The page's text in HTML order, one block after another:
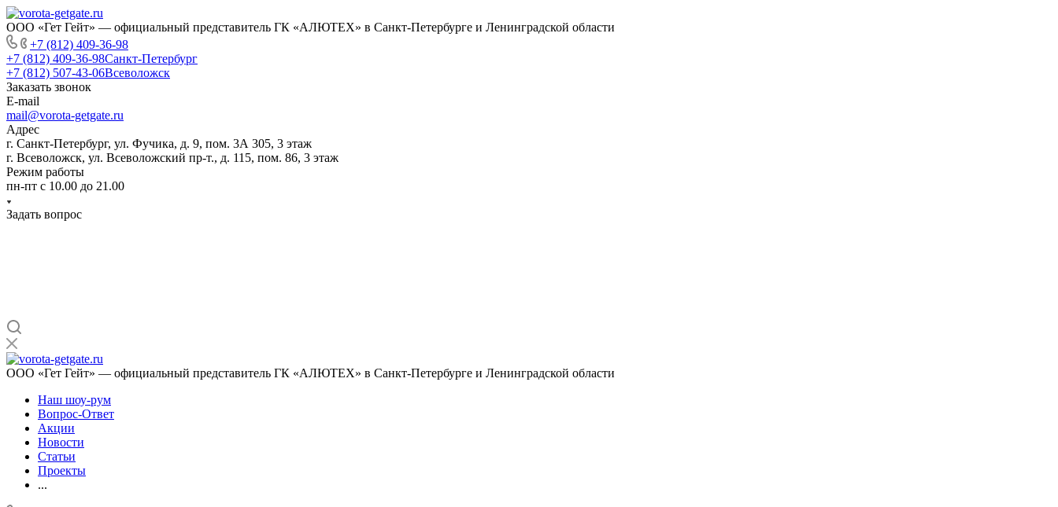
ООО «Гет Гейт» — официальный представитель ГК «АЛЮТЕХ» в Санкт-Петербурге и Ленинградской области
+7 (812) 409-36-98
+7 (812) 409-36-98Санкт-Петербург
+7 (812) 507-43-06Всеволожск
Заказать звонок
E-mail
mail@vorota-getgate.ru
Адрес
г. Санкт-Петербург, ул. Фучика, д. 9, пом. 3А 305, 3 этаж
г. Всеволожск, ул. Всеволожский пр-т., д. 115, пом. 86, 3 этаж
Режим работы
пн-пт c 10.00 до 21.00
Задать вопрос
ООО «Гет Гейт» — официальный представитель ГК «АЛЮТЕХ» в Санкт-Петербурге и Ленинградской области
Наш шоу-рум
Вопрос-Ответ
Акции
Новости
Статьи
Проекты
...